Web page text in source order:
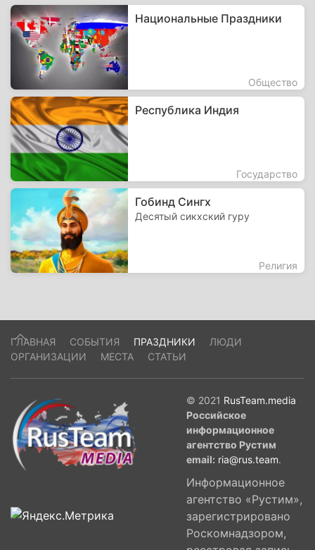
Национальные Праздники
Общество
Республика Индия
Государство
Гобинд Сингх
Десятый сикхский гуру
Религия
ГЛАВНАЯ СОБЫТИЯ ПРАЗДНИКИ
ЛЮДИ
ОРГАНИЗАЦИИ
МЕСТА СТАТЬИ
© 2021 RusTeam.media
Российское
информационное
агентство Рустим
email: ria@rus.team.
Информационное
агентство «Рустим»,
зарегистрировано
Роскомнадзором,